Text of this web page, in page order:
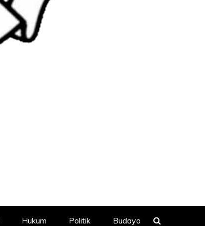
Hukum Politik Budaya